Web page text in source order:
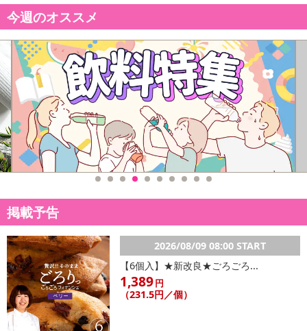
※送料はお試し費用に含まれております。
※d払い、PayPay、au PAY、au PAY（auかんたん決済）、ソフトバ
ンクまとめて支払い、楽天ペイ、メルペイ、AEON Pay、Amazon
Payでお支払いの場合、決済のため外部サイトへ遷移します。
※予約商品は決済手段ごとに定められた決済期限日にお支払いを完
了することがございます。ご了承いただいたうえでお申し込みくだ
さい。
【配送伝票番号について】
※配送形態がメール便の商品については、商品の発送完了後、配送
伝票番号がマイページに表示されない場合もございます。
【配送日時の指定について】
※配送日時の指定が可能な商品の場合、商品によってご指定できる
配送日、配送時間が異なる可能性がございます。
カート機能をご利用の場合は、配送日時指定をご利用いただけませ
ん。
発送日カレンダー
今週のオススメ
掲載予告
2026/08/09 08:00 START
【6個入】★新改良★ごろごろ...
1,389円
（231.5円／個）